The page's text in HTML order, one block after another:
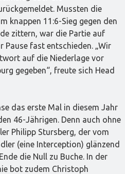
Mussten die
knappen 11:6-Sieg gegen den
zittern, war die Partie auf
Pause fast entschieden. „Wir
auf die Niederlage vor
gegeben“, freute sich Head
das erste Mal in diesem Jahr
46-Jährigen. Denn auch ohne
Philipp Stursberg, der vom
(eine Interception) glänzend
die Null zu Buche. In der
bot zudem Christoph